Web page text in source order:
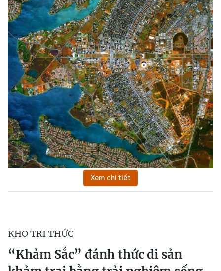
Xem chi tiết
KHO TRI THỨC
“Khảm Sắc” đánh thức di sản